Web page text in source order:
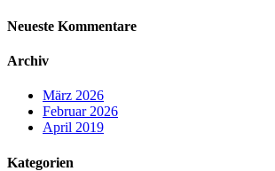
Neueste Kommentare
Archiv
März 2026
Februar 2026
April 2019
Kategorien